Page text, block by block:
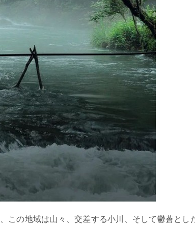
この地域は山々、交差する小川、そして鬱蒼とし